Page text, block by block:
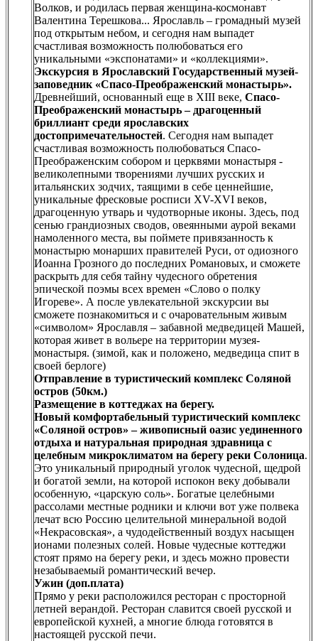
Волков, и родилась первая женщина-космонавт
Валентина Терешкова... Ярославль – громадный музей
под открытым небом, и сегодня нам выпадет
счастливая возможность полюбоваться его
уникальными «экспонатами» и «коллекциями».
Экскурсия в Ярославский Государственный музей-
заповедник «Спасо-Преображенский монастырь».
Древнейший, основанный еще в XIII веке, Спасо-
Преображенский монастырь – драгоценный
бриллиант среди ярославских
достопримечательностей. Сегодня нам выпадет
счастливая возможность полюбоваться Спасо-
Преображенским собором и церквями монастыря -
великолепными творениями лучших русских и
итальянских зодчих, таящими в себе ценнейшие,
уникальные фресковые росписи XV-XVI веков,
драгоценную утварь и чудотворные иконы. Здесь, под
сенью грандиозных сводов, овеянными аурой веками
намоленного места, вы поймете привязанность к
монастырю монарших правителей Руси, от одиозного
Иоанна Грозного до последних Романовых, и сможете
раскрыть для себя тайну чудесного обретения
эпической поэмы всех времен «Слово о полку
Игореве». А после увлекательной экскурсии вы
сможете познакомиться и с очаровательным живым
«символом» Ярославля – забавной медведицей Машей,
которая живет в вольере на территории музея-
монастыря. (зимой, как и положено, медведица спит в
своей берлоге)
Отправление в туристический комплекс Соляной
остров (50км.)
Размещение в коттеджах на берегу.
Новый комфортабельный туристический комплекс
«Соляной остров» – живописный оазис уединенного
отдыха и натуральная природная здравница с
целебным микроклиматом на берегу реки Солоница.
Это уникальный природный уголок чудесной, щедрой
и богатой земли, на которой испокон веку добывали
особенную, «царскую соль». Богатые целебными
рассолами местные родники и ключи вот уже полвека
лечат всю Россию целительной минеральной водой
«Некрасовская», а чудодейственный воздух насыщен
ионами полезных солей. Новые чудесные коттеджи
стоят прямо на берегу реки, и здесь можно провести
незабываемый романтический вечер.
Ужин (доп.плата)
Прямо у реки расположился ресторан с просторной
летней верандой. Ресторан славится своей русской и
европейской кухней, а многие блюда готовятся в
настоящей русской печи.